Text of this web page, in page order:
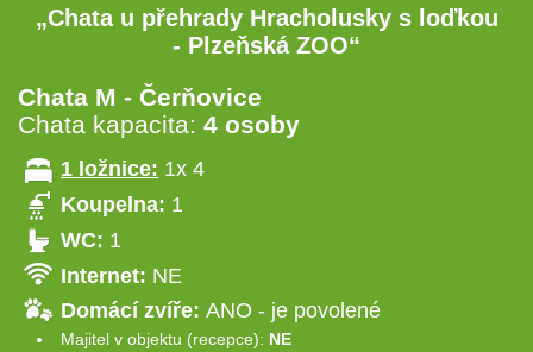
„Chata u přehrady Hracholusky s loďkou
- Plzeňská ZOO“
Chata M - Čerňovice
Chata kapacita: 4 osoby
1 ložnice: 1x 4
Koupelna: 1
WC: 1
Internet: NE
Domácí zvíře: ANO - je povolené
Majitel v objektu (recepce): NE